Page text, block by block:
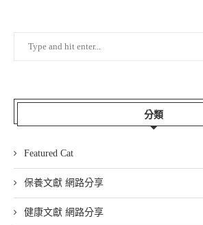
分類
Featured Cat
保養文獻 網路分享
健康文獻 網路分享